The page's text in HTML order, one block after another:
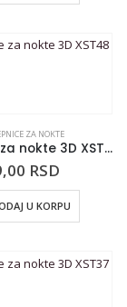
ZA NOKTE
Nalepnice za nokte 3D XST48
RSD
U KORPU